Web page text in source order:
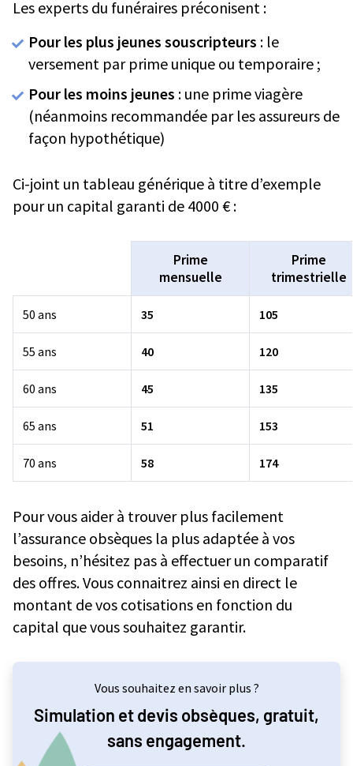
Les experts du funéraires préconisent :
Pour les plus jeunes souscripteurs : le
versement par prime unique ou temporaire ;
Pour les moins jeunes : une prime viagère
(néanmoins recommandée par les assureurs de
façon hypothétique)
Ci-joint un tableau générique à titre d’exemple
pour un capital garanti de 4000 € :
Prime
mensuelle
Prime
trimestrielle
50 ans 35 105
55 ans 40 120
60 ans 45 135
65 ans 51 153
70 ans 58 174
Pour vous aider à trouver plus facilement
l’assurance obsèques la plus adaptée à vos
besoins, n’hésitez pas à effectuer un comparatif
des offres. Vous connaitrez ainsi en direct le
montant de vos cotisations en fonction du
capital que vous souhaitez garantir.
Vous souhaitez en savoir plus ?
Simulation et devis obsèques, gratuit,
sans engagement.